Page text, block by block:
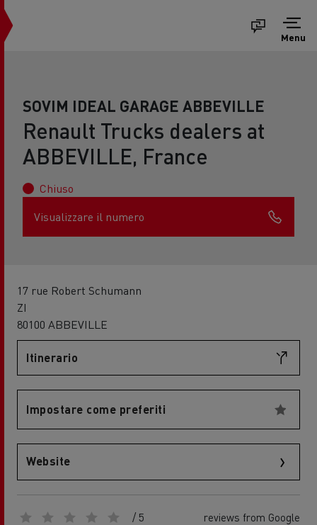
Menu
SOVIM IDEAL GARAGE ABBEVILLE
Renault Trucks dealers at
ABBEVILLE, France
Chiuso
Visualizzare il numero
17 rue Robert Schumann
ZI
80100 ABBEVILLE
Itinerario
Impostare come preferiti
Website
/ 5 reviews from Google